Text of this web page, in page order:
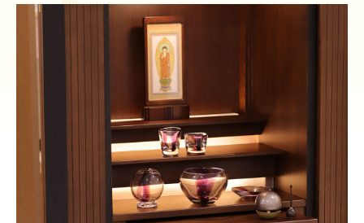
お仏壇 / お仏具
おぶつだんの佐倉が運営するオンラインストア「佐倉幸保商